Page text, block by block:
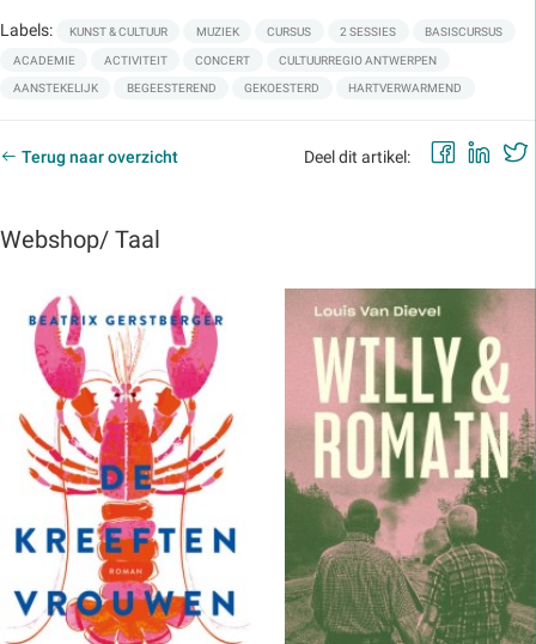
Labels: KUNST & CULTUUR MUZIEK CURSUS 2 SESSIES BASISCURSUS
ACADEMIE ACTIVITEIT CONCERT CULTUURREGIO ANTWERPEN
AANSTEKELIJK BEGEESTEREND GEKOESTERD HARTVERWARMEND
Terug naar overzicht Deel dit artikel:
Webshop/ Taal